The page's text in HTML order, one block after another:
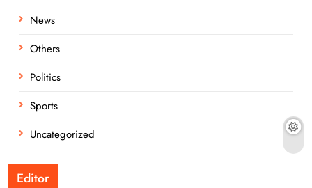
News
Others
Politics
Sports
Uncategorized
Editor